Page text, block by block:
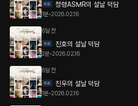
청령ASMR의 설날 덕담
1분•2026.02.16
6달 전
진호의 설날 덕담
2분•2026.02.16
6달 전
진우의 설날 덕담
1분•2026.02.16